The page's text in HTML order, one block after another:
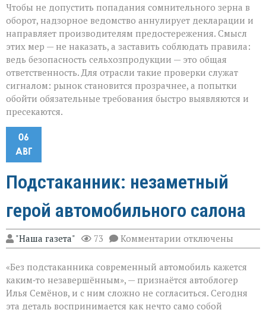
Чтобы не допустить попадания сомнительного зерна в
оборот, надзорное ведомство аннулирует декларации и
направляет производителям предостережения. Смысл
этих мер — не наказать, а заставить соблюдать правила:
ведь безопасность сельхозпродукции — это общая
ответственность. Для отрасли такие проверки служат
сигналом: рынок становится прозрачнее, а попытки
обойти обязательные требования быстро выявляются и
пресекаются.
06
АВГ
Подстаканник: незаметный
герой автомобильного салона
"Наша газета" 73 Комментарии к
записи
незаметный
герой
автомобильного
салона
отключены
«Без подстаканника современный автомобиль кажется
каким‑то незавершённым», — признаётся автоблогер
Илья Семёнов, и с ним сложно не согласиться. Сегодня
эта деталь воспринимается как нечто само собой